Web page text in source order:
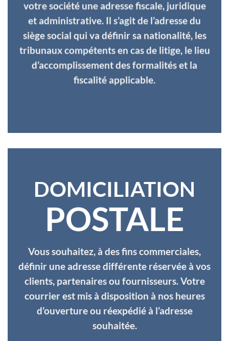
votre société une adresse fiscale, juridique
et administrative. Il s’agit de l’adresse du
siège social qui va définir sa nationalité, les
tribunaux compétents en cas de litige, le lieu
d’accomplissement des formalités et la
fiscalité applicable.
DOMICILIATION
POSTALE
Vous souhaitez, à des fins commerciales,
définir une adresse différente réservée à vos
clients, partenaires ou fournisseurs. Votre
courrier est mis à disposition à nos heures
d’ouverture ou réexpédié à l’adresse
souhaitée.